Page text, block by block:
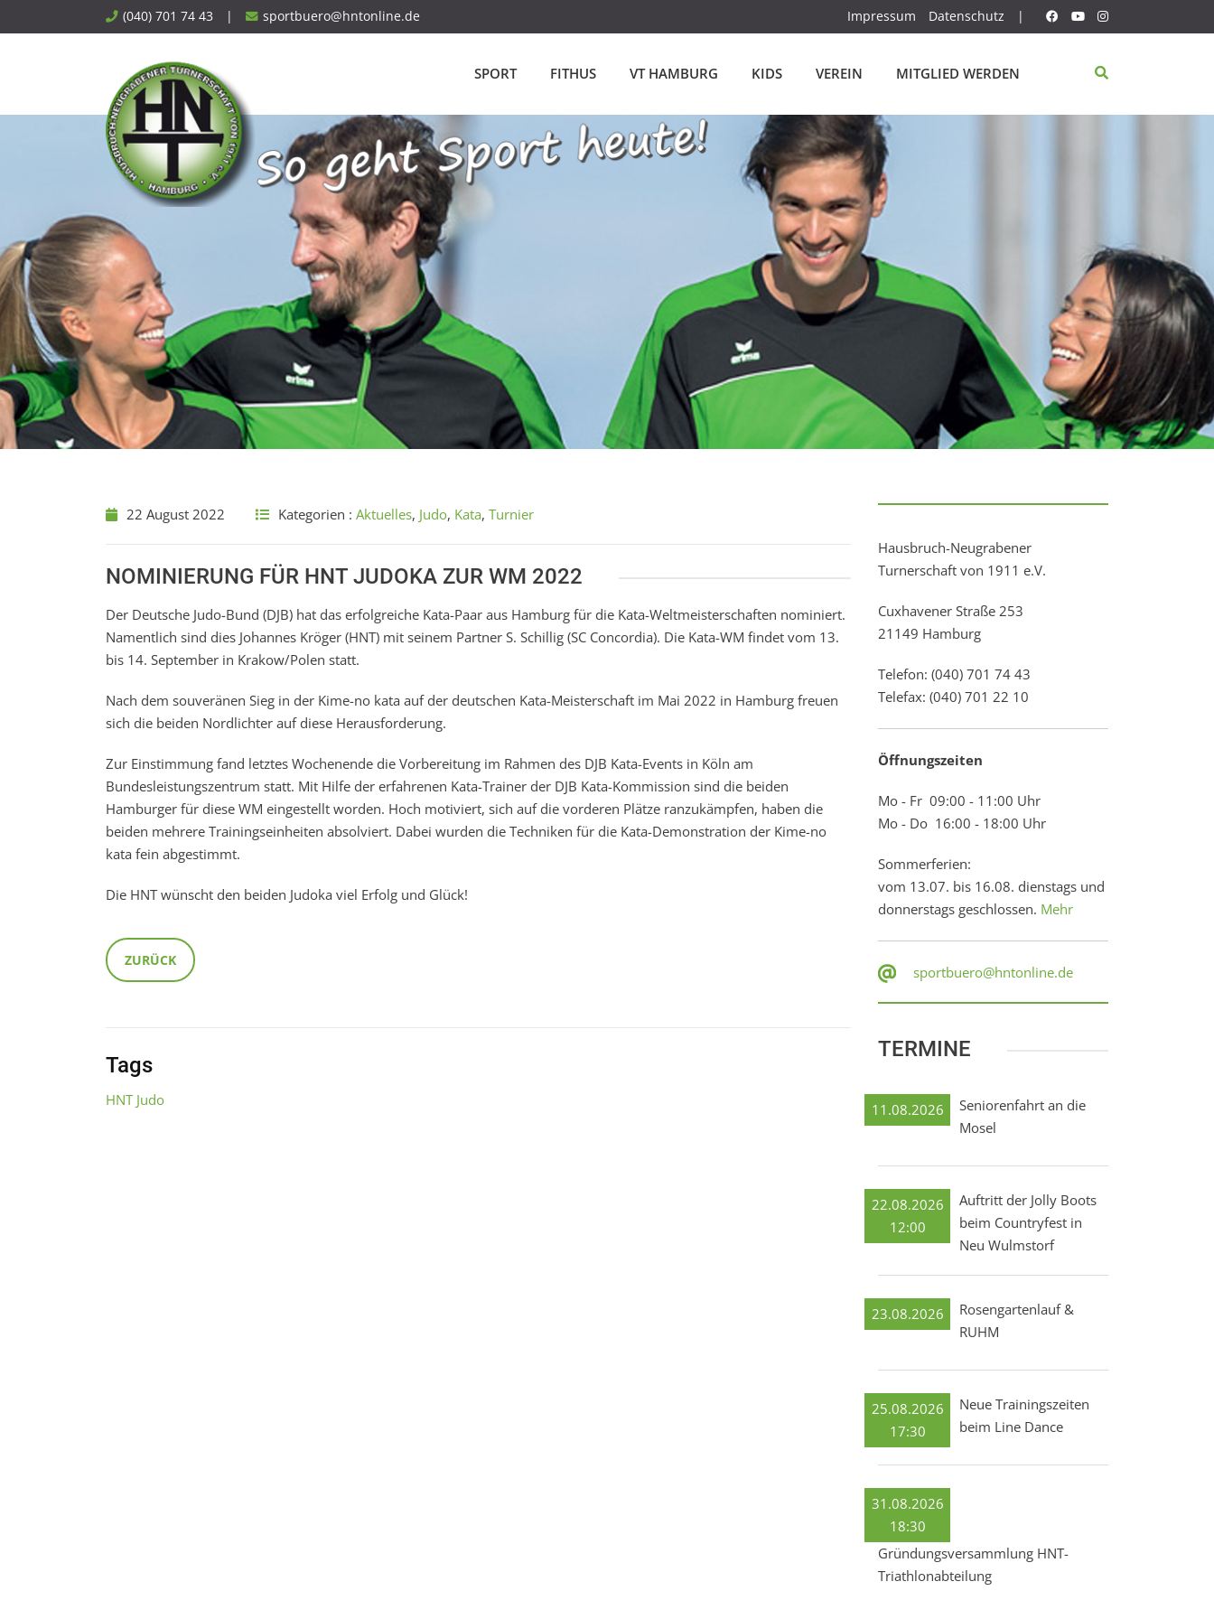
to
(040) 701 74 43 | sportbuero@hntonline.de Impressum Datenschutz |
SPORT FITHUS VT HAMBURG KIDS VEREIN MITGLIED WERDEN
22 August 2022 Kategorien : Aktuelles, Judo, Kata, Turnier
NOMINIERUNG FÜR HNT JUDOKA ZUR WM 2022
Der Deutsche Judo-Bund (DJB) hat das erfolgreiche Kata-Paar aus Hamburg für die Kata-Weltmeisterschaften nominiert.
Namentlich sind dies Johannes Kröger (HNT) mit seinem Partner S. Schillig (SC Concordia). Die Kata-WM findet vom 13.
bis 14. September in Krakow/Polen statt.
Nach dem souveränen Sieg in der Kime-no kata auf der deutschen Kata-Meisterschaft im Mai 2022 in Hamburg freuen
sich die beiden Nordlichter auf diese Herausforderung.
Zur Einstimmung fand letztes Wochenende die Vorbereitung im Rahmen des DJB Kata-Events in Köln am
Bundesleistungszentrum statt. Mit Hilfe der erfahrenen Kata-Trainer der DJB Kata-Kommission sind die beiden
Hamburger für diese WM eingestellt worden. Hoch motiviert, sich auf die vorderen Plätze ranzukämpfen, haben die
beiden mehrere Trainingseinheiten absolviert. Dabei wurden die Techniken für die Kata-Demonstration der Kime-no
kata fein abgestimmt.
Die HNT wünscht den beiden Judoka viel Erfolg und Glück!
ZURÜCK
Tags
HNT Judo
Hausbruch-Neugrabener
Turnerschaft von 1911 e.V.
Cuxhavener Straße 253
21149 Hamburg
Telefon: (040) 701 74 43
Telefax: (040) 701 22 10
Öffnungszeiten
Mo - Fr 09:00 - 11:00 Uhr
Mo - Do 16:00 - 18:00 Uhr
Sommerferien:
vom 13.07. bis 16.08. dienstags und
donnerstags geschlossen. Mehr
sportbuero@hntonline.de
TERMINE
11.08.2026
Seniorenfahrt an die
Mosel
22.08.2026
12:00
Auftritt der Jolly Boots
beim Countryfest in
Neu Wulmstorf
23.08.2026
Rosengartenlauf &
RUHM
25.08.2026
17:30
Neue Trainingszeiten
beim Line Dance
31.08.2026
18:30
Gründungsversammlung HNT-
Triathlonabteilung